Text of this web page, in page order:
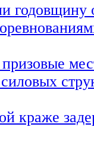
годовщину
краже